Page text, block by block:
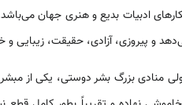
ادبیات بدیع و هنری جهان
و پیروزی، آزادی، حقیقت، زیبایی